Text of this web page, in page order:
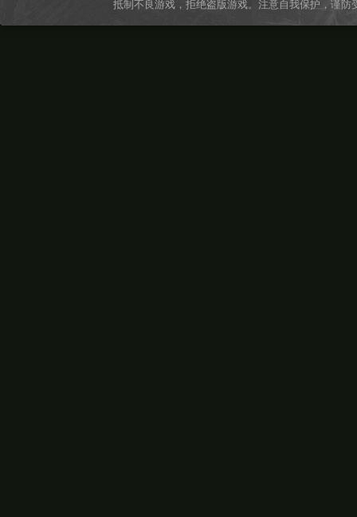
抵制不良游戏，拒绝盗版游戏。注意自我保护，谨